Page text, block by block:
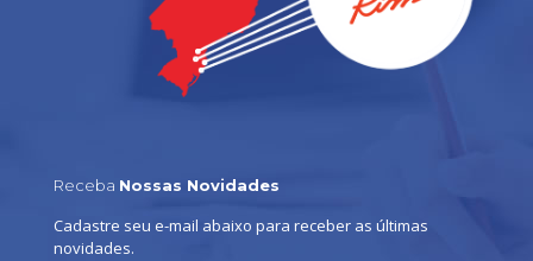
Receba Nossas Novidades
Cadastre seu e-mail abaixo para receber as últimas
novidades.